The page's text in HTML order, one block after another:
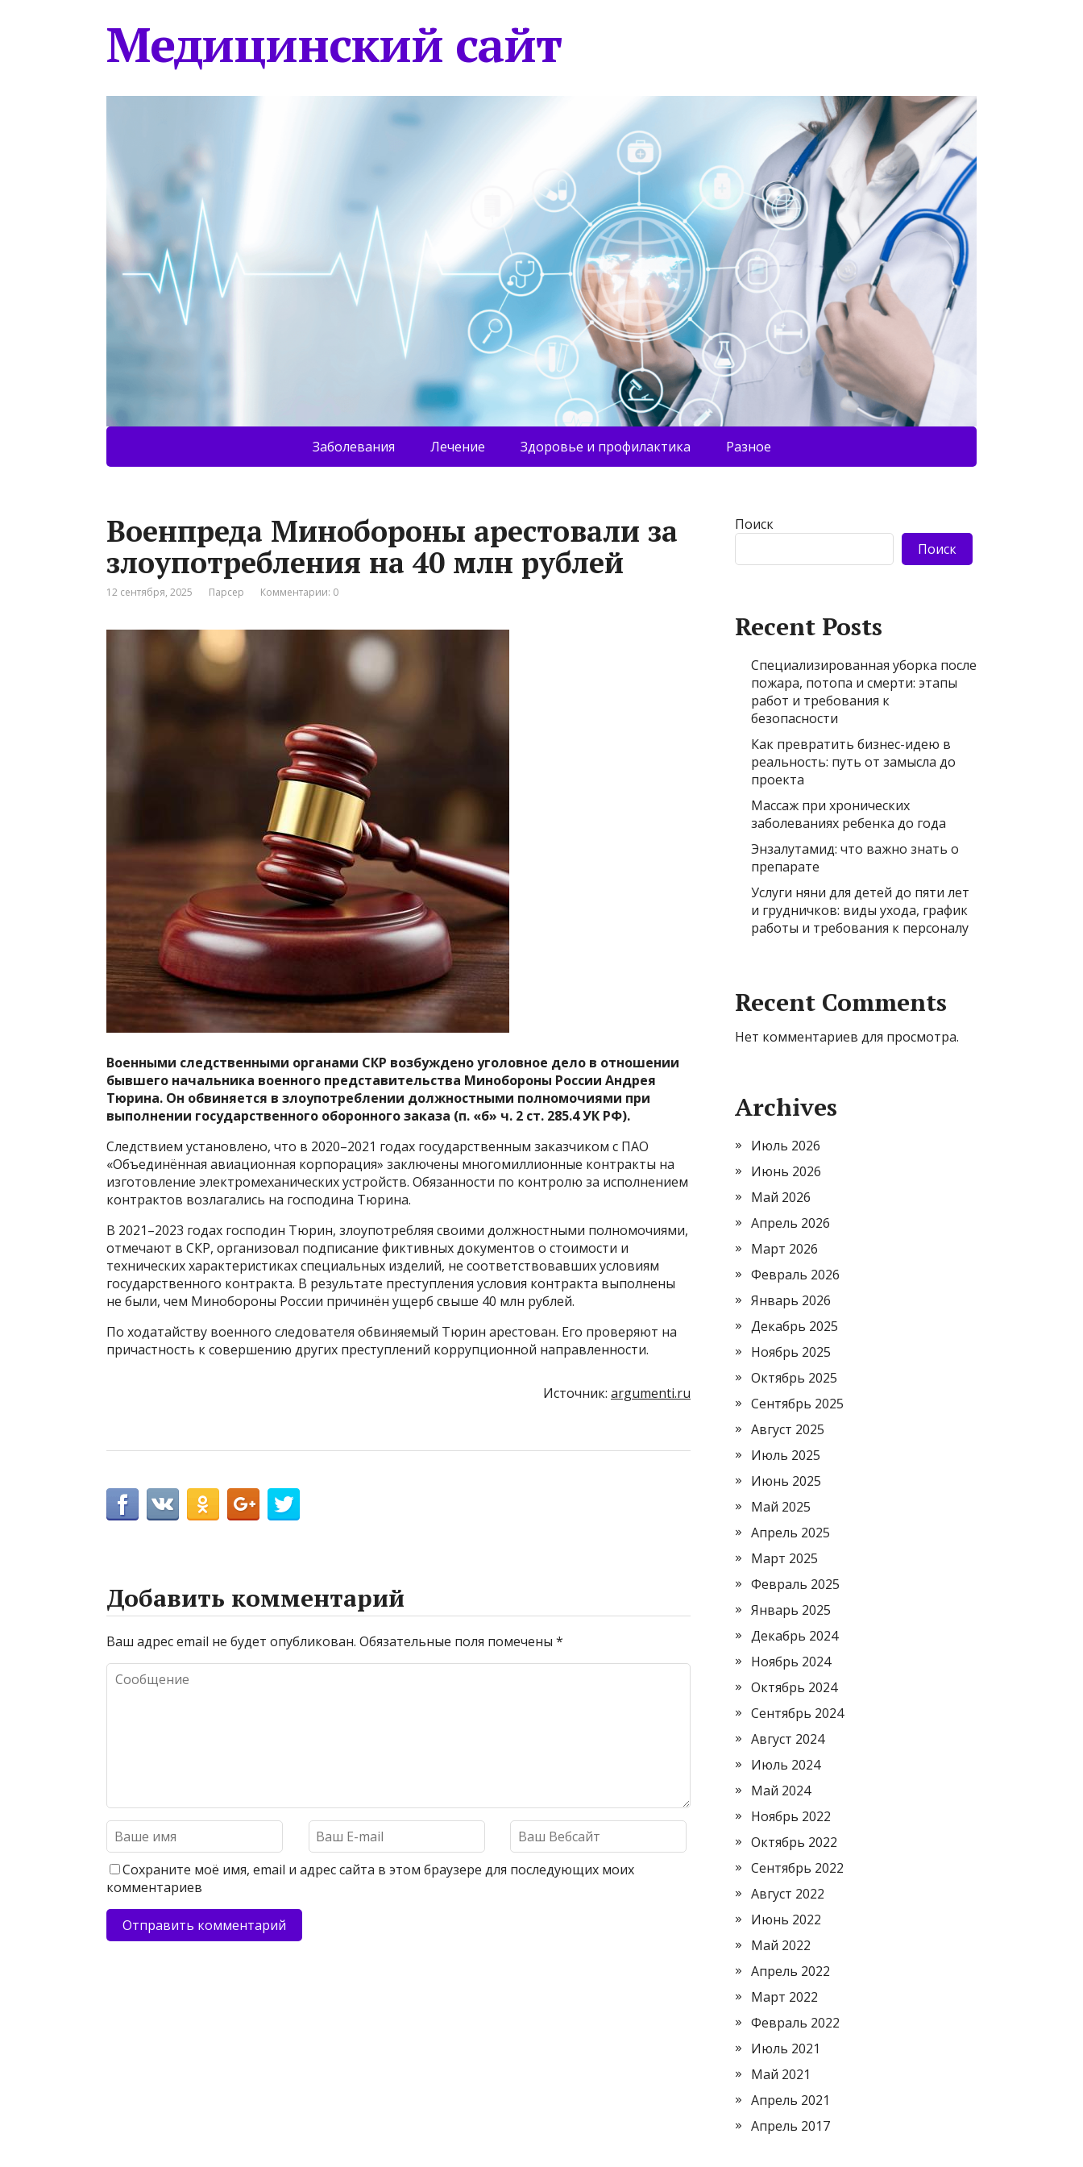
Медицинский сайт
Заболевания Лечение Здоровье и профилактика Разное
Военпреда Минобороны арестовали за
злоупотребления на 40 млн рублей
12 сентября, 2025 Парсер Комментарии: 0
Военными следственными органами СКР возбуждено уголовное дело в отношении
бывшего начальника военного представительства Минобороны России Андрея
Тюрина. Он обвиняется в злоупотреблении должностными полномочиями при
выполнении государственного оборонного заказа (п. «б» ч. 2 ст. 285.4 УК РФ).
Следствием установлено, что в 2020–2021 годах государственным заказчиком с ПАО
«Объединённая авиационная корпорация» заключены многомиллионные контракты на
изготовление электромеханических устройств. Обязанности по контролю за исполнением
контрактов возлагались на господина Тюрина.
В 2021–2023 годах господин Тюрин, злоупотребляя своими должностными полномочиями,
отмечают в СКР, организовал подписание фиктивных документов о стоимости и
технических характеристиках специальных изделий, не соответствовавших условиям
государственного контракта. В результате преступления условия контракта выполнены
не были, чем Минобороны России причинён ущерб свыше 40 млн рублей.
По ходатайству военного следователя обвиняемый Тюрин арестован. Его проверяют на
причастность к совершению других преступлений коррупционной направленности.
Источник: argumenti.ru
Добавить комментарий
Ваш адрес email не будет опубликован. Обязательные поля помечены *
Сохраните моё имя, email и адрес сайта в этом браузере для последующих моих
комментариев
Поиск
Поиск
Recent Posts
Специализированная уборка после
пожара, потопа и смерти: этапы
работ и требования к
безопасности
Как превратить бизнес-идею в
реальность: путь от замысла до
проекта
Массаж при хронических
заболеваниях ребенка до года
Энзалутамид: что важно знать о
препарате
Услуги няни для детей до пяти лет
и грудничков: виды ухода, график
работы и требования к персоналу
Recent Comments
Нет комментариев для просмотра.
Archives
Июль 2026
Июнь 2026
Май 2026
Апрель 2026
Март 2026
Февраль 2026
Январь 2026
Декабрь 2025
Ноябрь 2025
Октябрь 2025
Сентябрь 2025
Август 2025
Июль 2025
Июнь 2025
Май 2025
Апрель 2025
Март 2025
Февраль 2025
Январь 2025
Декабрь 2024
Ноябрь 2024
Октябрь 2024
Сентябрь 2024
Август 2024
Июль 2024
Май 2024
Ноябрь 2022
Октябрь 2022
Сентябрь 2022
Август 2022
Июнь 2022
Май 2022
Апрель 2022
Март 2022
Февраль 2022
Июль 2021
Май 2021
Апрель 2021
Апрель 2017